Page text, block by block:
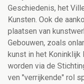
Geschiedenis, het
Kunsten. Ook de
plaatsen van
Gebouwen, zoals
kunst in het
worden via de
ven "verrijkende" rol